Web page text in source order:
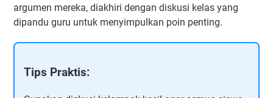
argumen mereka, diakhiri dengan diskusi kelas yang
dipandu guru untuk menyimpulkan poin penting.
Tips Praktis: